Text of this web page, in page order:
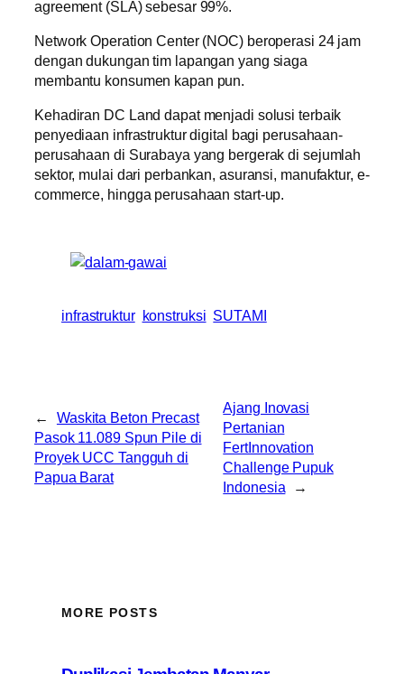
agreement (SLA) sebesar 99%.
Network Operation Center (NOC) beroperasi 24 jam
dengan dukungan tim lapangan yang siaga
membantu konsumen kapan pun.
Kehadiran DC Land dapat menjadi solusi terbaik
penyediaan infrastruktur digital bagi perusahaan-
perusahaan di Surabaya yang bergerak di sejumlah
sektor, mulai dari perbankan, asuransi, manufaktur, e-
commerce, hingga perusahaan start-up.
infrastruktur konstruksi SUTAMI
←
Waskita Beton Precast
Pasok 11.089 Spun Pile di
Proyek UCC Tangguh di
Papua Barat
Ajang Inovasi
Pertanian
FertInnovation
Challenge Pupuk
Indonesia
→
MORE POSTS